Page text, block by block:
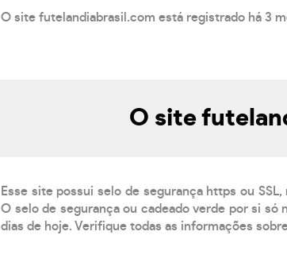
O site futelandiabrasil.com está registrado há 3
O site
Esse site possui selo de segurança https ou
O selo de segurança ou cadeado verde por si
dias de hoje. Verifique todas as informações